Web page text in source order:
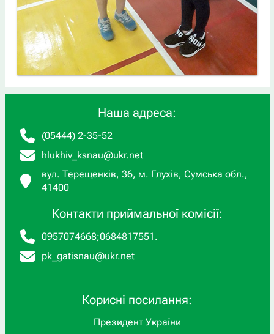
Наша адреса:
(05444) 2-35-52
hlukhiv_ksnau@ukr.net
вул. Терещенків, 36, м. Глухів, Сумська обл.,
41400
Контакти приймальної комісії:
0957074668;0684817551 .
pk_gatisnau@ukr.net
Корисні посилання:
Президент України